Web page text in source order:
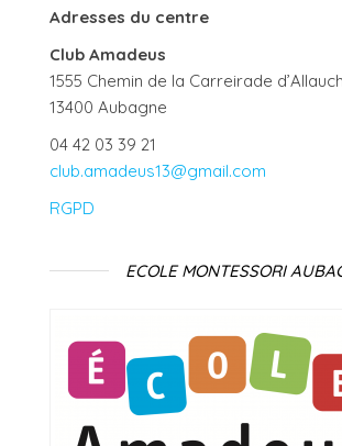
Adresses du centre
Club Amadeus
1555 Chemin de la Carreirade d’Allauch
13400 Aubagne
04 42 03 39 21
club.amadeus13@gmail.com
RGPD
ECOLE MONTESSORI